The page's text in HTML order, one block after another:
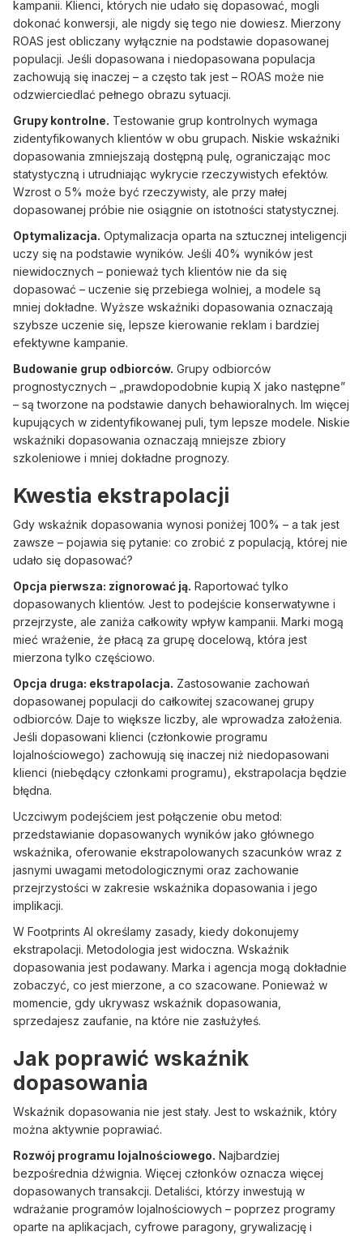
kampanii. Klienci, których nie udało się dopasować, mogli
dokonać konwersji, ale nigdy się tego nie dowiesz. Mierzony
ROAS jest obliczany wyłącznie na podstawie dopasowanej
populacji. Jeśli dopasowana i niedopasowana populacja
zachowują się inaczej – a często tak jest – ROAS może nie
odzwierciedlać pełnego obrazu sytuacji.
Grupy kontrolne. Testowanie grup kontrolnych wymaga
zidentyfikowanych klientów w obu grupach. Niskie wskaźniki
dopasowania zmniejszają dostępną pulę, ograniczając moc
statystyczną i utrudniając wykrycie rzeczywistych efektów.
Wzrost o 5% może być rzeczywisty, ale przy małej
dopasowanej próbie nie osiągnie on istotności statystycznej.
Optymalizacja. Optymalizacja oparta na sztucznej inteligencji
uczy się na podstawie wyników. Jeśli 40% wyników jest
niewidocznych – ponieważ tych klientów nie da się
dopasować – uczenie się przebiega wolniej, a modele są
mniej dokładne. Wyższe wskaźniki dopasowania oznaczają
szybsze uczenie się, lepsze kierowanie reklam i bardziej
efektywne kampanie.
Budowanie grup odbiorców. Grupy odbiorców
prognostycznych – „prawdopodobnie kupią X jako następne”
– są tworzone na podstawie danych behawioralnych. Im więcej
kupujących w zidentyfikowanej puli, tym lepsze modele. Niskie
wskaźniki dopasowania oznaczają mniejsze zbiory
szkoleniowe i mniej dokładne prognozy.
Kwestia ekstrapolacji
Gdy wskaźnik dopasowania wynosi poniżej 100% – a tak jest
zawsze – pojawia się pytanie: co zrobić z populacją, której nie
udało się dopasować?
Opcja pierwsza: zignorować ją. Raportować tylko
dopasowanych klientów. Jest to podejście konserwatywne i
przejrzyste, ale zaniża całkowity wpływ kampanii. Marki mogą
mieć wrażenie, że płacą za grupę docelową, która jest
mierzona tylko częściowo.
Opcja druga: ekstrapolacja. Zastosowanie zachowań
dopasowanej populacji do całkowitej szacowanej grupy
odbiorców. Daje to większe liczby, ale wprowadza założenia.
Jeśli dopasowani klienci (członkowie programu
lojalnościowego) zachowują się inaczej niż niedopasowani
klienci (niebędący członkami programu), ekstrapolacja będzie
błędna.
Uczciwym podejściem jest połączenie obu metod:
przedstawianie dopasowanych wyników jako głównego
wskaźnika, oferowanie ekstrapolowanych szacunków wraz z
jasnymi uwagami metodologicznymi oraz zachowanie
przejrzystości w zakresie wskaźnika dopasowania i jego
implikacji.
W Footprints AI określamy zasady, kiedy dokonujemy
ekstrapolacji. Metodologia jest widoczna. Wskaźnik
dopasowania jest podawany. Marka i agencja mogą dokładnie
zobaczyć, co jest mierzone, a co szacowane. Ponieważ w
momencie, gdy ukrywasz wskaźnik dopasowania,
sprzedajesz zaufanie, na które nie zasłużyłeś.
Jak poprawić wskaźnik
dopasowania
Wskaźnik dopasowania nie jest stały. Jest to wskaźnik, który
można aktywnie poprawiać.
Rozwój programu lojalnościowego. Najbardziej
bezpośrednia dźwignia. Więcej członków oznacza więcej
dopasowanych transakcji. Detaliści, którzy inwestują w
wdrażanie programów lojalnościowych – poprzez programy
oparte na aplikacjach, cyfrowe paragony, grywalizację i